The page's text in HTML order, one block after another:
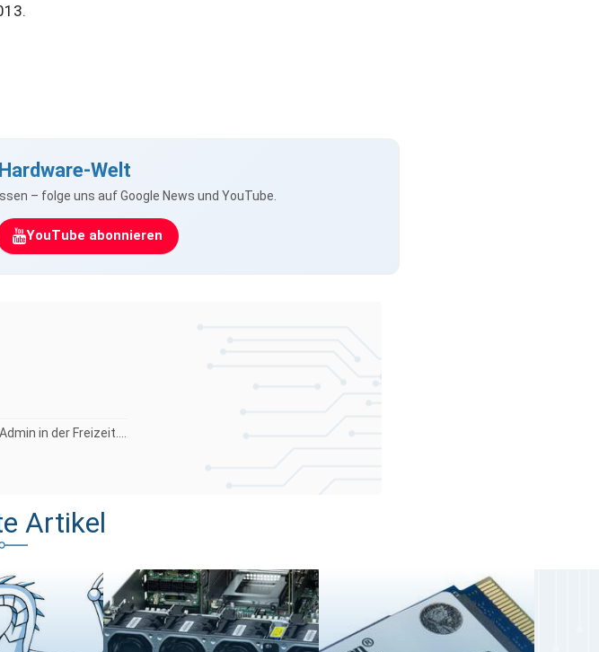
Welt
– folge uns auf Google News und YouTube.
YouTube abonnieren
in der Freizeit....
Artikel